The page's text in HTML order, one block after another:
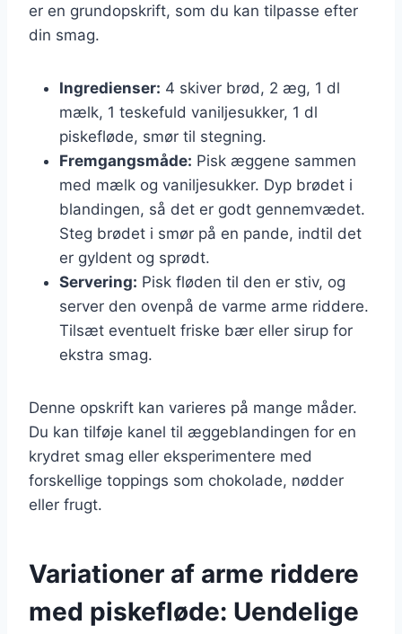
er en grundopskrift, som du kan tilpasse efter
din smag.
Ingredienser: 4 skiver brød, 2 æg, 1 dl
mælk, 1 teskefuld vaniljesukker, 1 dl
piskefløde, smør til stegning.
Fremgangsmåde: Pisk æggene sammen
med mælk og vaniljesukker. Dyp brødet i
blandingen, så det er godt gennemvædet.
Steg brødet i smør på en pande, indtil det
er gyldent og sprødt.
Servering: Pisk fløden til den er stiv, og
server den ovenpå de varme arme riddere.
Tilsæt eventuelt friske bær eller sirup for
ekstra smag.
Denne opskrift kan varieres på mange måder.
Du kan tilføje kanel til æggeblandingen for en
krydret smag eller eksperimentere med
forskellige toppings som chokolade, nødder
eller frugt.
Variationer af arme riddere
med piskefløde: Uendelige